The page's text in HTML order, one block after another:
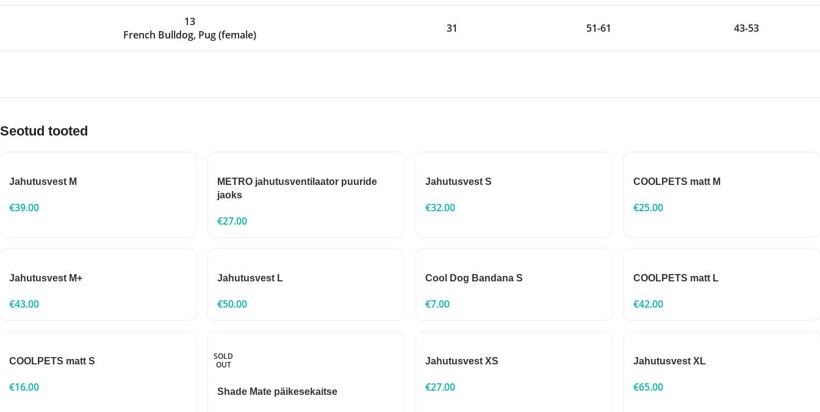
13
French Bulldog, Pug (female)
31 51-61 43-53
Seotud tooted
Jahutusvest M
€39.00
METRO jahutusventilaator puuride
jaoks
€27.00
Jahutusvest S
€32.00
COOLPETS matt M
€25.00
Jahutusvest M+
€43.00
Jahutusvest L
€50.00
Cool Dog Bandana S
€7.00
COOLPETS matt L
€42.00
COOLPETS matt S
€16.00
SOLD
OUT
Shade Mate päikesekaitse
Jahutusvest XS
€27.00
Jahutusvest XL
€65.00